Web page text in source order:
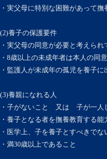
・実父母に特別な困難があって
(2)養子の保護要件
・実父母の同意が必要と考えられ
・8歳以上の未成年者は本人の同
・監護人が未成年の孤児を養子
(3)養親になれる人
・子がないこと 又は 子が一人
・養子となる者を撫養教育する能
・医学上、子を養子とすべきで
・満30歳以上であること